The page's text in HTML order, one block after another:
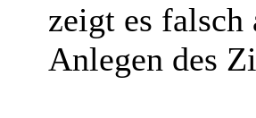
zeigt es
Anlegen des